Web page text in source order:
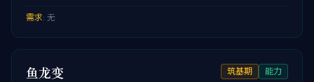
需求: 无
鱼龙变 筑基期 能力